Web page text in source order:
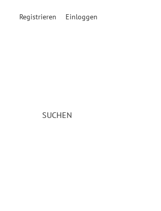
SUCHEN
Registrieren Einloggen